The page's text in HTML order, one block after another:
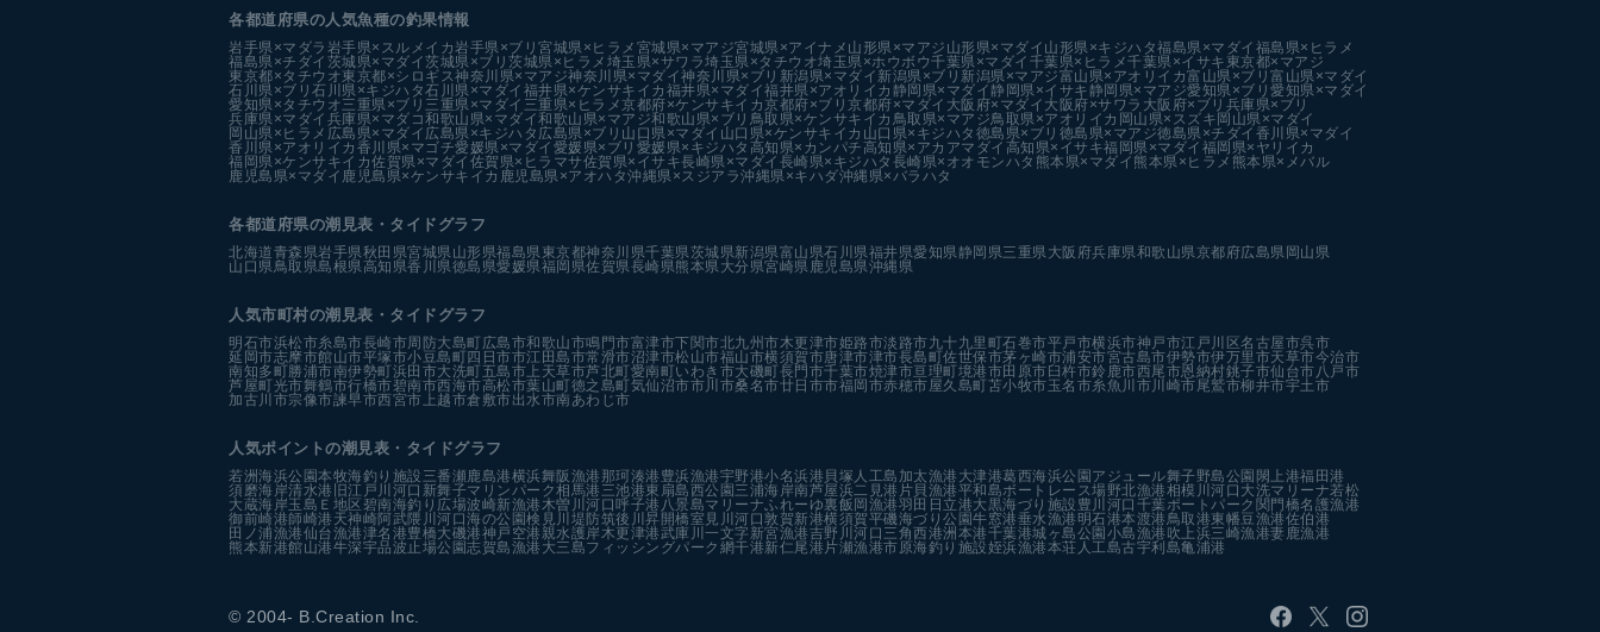
各都道府県の人気魚種の釣果情報
岩手県×マダラ 岩手県×スルメイカ岩手県×ブリ 宮城県×ヒラメ 宮城県×マアジ宮城県×アイナメ 山形県×マアジ 山形県×マダイ 山形県×キジハタ福島県×マダイ 福島県×ヒラメ
福島県×チダイ 茨城県×マダイ茨城県×ブリ 茨城県×ヒラメ 埼玉県×サワラ埼玉県×タチウオ埼玉県×ホウボウ千葉県×マダイ 千葉県×ヒラメ千葉県×イサキ 東京都×マアジ
東京都×タチウオ東京都×シロギス神奈川県×マアジ神奈川県×マダイ神奈川県×ブリ 新潟県×マダイ 新潟県×ブリ 新潟県×マアジ富山県×アオリイカ富山県×ブリ 富山県×マダイ
石川県×ブリ 石川県×キジハタ石川県×マダイ 福井県×ケンサキイカ 福井県×マダイ福井県×アオリイカ 静岡県×マダイ 静岡県×イサキ 静岡県×マアジ愛知県×ブリ 愛知県×マダイ
愛知県×タチウオ三重県×ブリ 三重県×マダイ 三重県×ヒラメ京都府×ケンサキイカ京都府×ブリ 京都府×マダイ 大阪府×マダイ 大阪府×サワラ 大阪府×ブリ 兵庫県×ブリ
兵庫県×マダイ 兵庫県×マダコ和歌山県×マダイ和歌山県×マアジ和歌山県×ブリ 鳥取県×ケンサキイカ 鳥取県×マアジ鳥取県×アオリイカ 岡山県×スズキ 岡山県×マダイ
岡山県×ヒラメ 広島県×マダイ 広島県×キジハタ 広島県×ブリ 山口県×マダイ 山口県×ケンサキイカ 山口県×キジハタ 徳島県×ブリ 徳島県×マアジ徳島県×チダイ 香川県×マダイ
香川県×アオリイカ 香川県×マゴチ愛媛県×マダイ 愛媛県×ブリ 愛媛県×キジハタ 高知県×カンパチ高知県×アカアマダイ 高知県×イサキ福岡県×マダイ 福岡県×ヤリイカ
福岡県×ケンサキイカ佐賀県×マダイ 佐賀県×ヒラマサ佐賀県×イサキ長崎県×マダイ 長崎県×キジハタ 長崎県×オオモンハタ 熊本県×マダイ 熊本県×ヒラメ 熊本県×メバル
鹿児島県×マダイ 鹿児島県×ケンサキイカ 鹿児島県×アオハタ沖縄県×スジアラ沖縄県×キハダ沖縄県×バラハタ
各都道府県の潮見表 ・タイドグラフ
北海道青森県岩手県秋田県宮城県山形県福島県東京都神奈川県千葉県茨城県新潟県富山県石川県福井県愛知県静岡県三重県大阪府兵庫県和歌山県京都府広島県 岡山県
山口県鳥取県島根県高知県香川県徳島県愛媛県福岡県佐賀県長崎県熊本県大分県宮崎県鹿児島県沖縄県
人気市町村の潮見表・タイドグラフ
明石市浜松市糸島市長崎市周防大島町広島市和歌山市鳴門市富津市下関市北九州市木更津市姫路市淡路市九十九里町石巻市平戸市横浜市神戸市江戸川区名古屋市呉市
延岡市志摩市館山市平塚市小豆島町四日市市江田島市常滑市沼津市松山市福山市横須賀市唐津市津市長島町佐世保市茅ヶ崎市浦安市宮古島市伊勢市伊万里市天草市今治市
南知多町勝浦市南伊勢町浜田市大洗町五島市 上天草市芦北町愛南町いわき市大磯町長門市千葉市焼津市亘理町境港市田原市 臼杵市鈴鹿市西尾市恩納村銚子市仙台市八戸市
芦屋町光市舞鶴市行橋市碧南市西海市高松市葉山町徳之島町気仙沼市市川市桑名市廿日市市福岡市赤穂市屋久島町苫小牧市玉名市糸魚川市川崎市尾鷲市柳井市宇土市
加古川市宗像市諫早市西宮市 上越市倉敷市出水市南あわじ市
人気ポイントの潮見表・タイドグラフ
若洲海浜公園本牧海釣り施設 三番瀬鹿島港横浜舞阪漁港 那珂湊港 豊浜漁港宇野港小名浜港 貝塚人工島 加太漁港 大津港葛西海浜公園 アジュール舞子野島公園 閖上港福田港
須磨海岸清水港 旧江戸川河口 新舞子マリンパーク相馬港 三池港東扇島西公園 三浦海岸南芦屋浜二見港 片貝漁港平和島ボートレース場野北漁港相模川河口 大洗マリーナ若松
大蔵海岸玉島Ｅ地区 碧南海釣り広場波崎新漁港木曽川河口 呼子港 八景島マリーナふれーゆ裏飯岡漁港羽田 日立港大黒海づり施設 豊川河口 千葉ポートパーク 関門橋名護漁港
御前崎港師崎港 天神崎 阿武隈川河口海の公園検見川堤防筑後川昇開橋室見川河口敦賀新港横須賀平磯海づり公園牛窓港垂水漁港 明石港本渡港鳥取港東幡豆漁港佐伯港
田ノ浦漁港仙台漁港津名港豊橋大磯港神戸空港親水護岸木更津港武庫川一文字 新宮漁港吉野川河口 三角西港洲本港千葉港城ヶ島公園 小島漁港 吹上浜三崎漁港妻鹿漁港
熊本新港館山港牛深宇品波止場公園志賀島漁港 大三島フィッシングパーク 網干港新仁尾港 片瀬漁港市原海釣り施設姪浜漁港本荘人工島古宇利島亀浦港
© 2004- B.Creation Inc.